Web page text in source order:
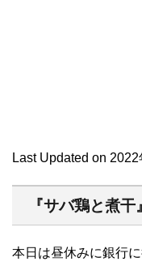
Last Updated on
『サバ鶏と煮干
本日は昼休みに銀行